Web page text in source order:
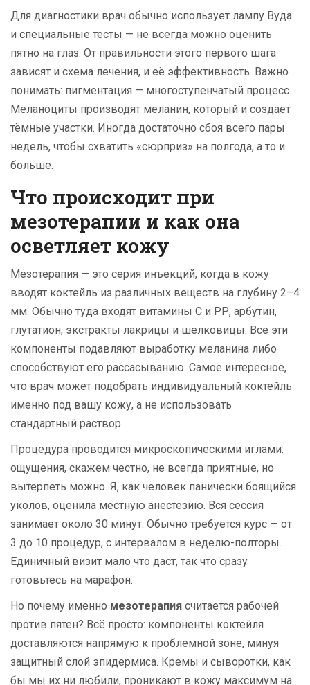
Для диагностики врач обычно использует лампу Вуда
и специальные тесты — не всегда можно оценить
пятно на глаз. От правильности этого первого шага
зависят и схема лечения, и её эффективность. Важно
понимать: пигментация — многоступенчатый процесс.
Меланоциты производят меланин, который и создаёт
тёмные участки. Иногда достаточно сбоя всего пары
недель, чтобы схватить «сюрприз» на полгода, а то и
больше.
Что происходит при
мезотерапии и как она
осветляет кожу
Мезотерапия — это серия инъекций, когда в кожу
вводят коктейль из различных веществ на глубину 2–4
мм. Обычно туда входят витамины С и РР, арбутин,
глутатион, экстракты лакрицы и шелковицы. Все эти
компоненты подавляют выработку меланина либо
способствуют его рассасыванию. Самое интересное,
что врач может подобрать индивидуальный коктейль
именно под вашу кожу, а не использовать
стандартный раствор.
Процедура проводится микроскопическими иглами:
ощущения, скажем честно, не всегда приятные, но
вытерпеть можно. Я, как человек панически боящийся
уколов, оценила местную анестезию. Вся сессия
занимает около 30 минут. Обычно требуется курс — от
3 до 10 процедур, с интервалом в неделю-полторы.
Единичный визит мало что даст, так что сразу
готовьтесь на марафон.
Но почему именно мезотерапия считается рабочей
против пятен? Всё просто: компоненты коктейля
доставляются напрямую к проблемной зоне, минуя
защитный слой эпидермиса. Кремы и сыворотки, как
бы мы их ни любили, проникают в кожу максимум на